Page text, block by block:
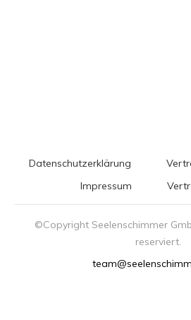
Datenschutzerklärung
Impressum
©Copyright Seelenschimmer
reserviert.